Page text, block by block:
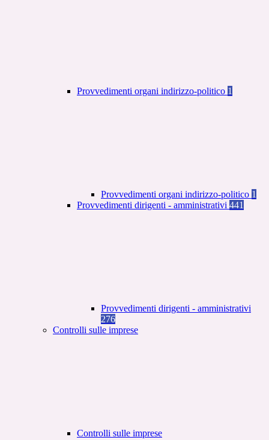
Provvedimenti organi indirizzo-politico 1
Provvedimenti organi indirizzo-politico 1
Provvedimenti dirigenti - amministrativi 441
Provvedimenti dirigenti - amministrativi
276
Controlli sulle imprese
Controlli sulle imprese